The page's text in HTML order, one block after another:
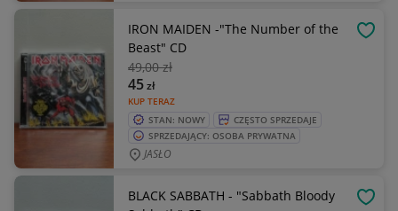
IRON MAIDEN -"The Number of the
Beast" CD
49,00 zł
KUP TERAZ
45zł
STAN: NOWY
CZĘSTO SPRZEDAJE
SPRZEDAJĄCY: OSOBA PRYWATNA
JASŁO
BLACK SABBATH - "Sabbath Bloody